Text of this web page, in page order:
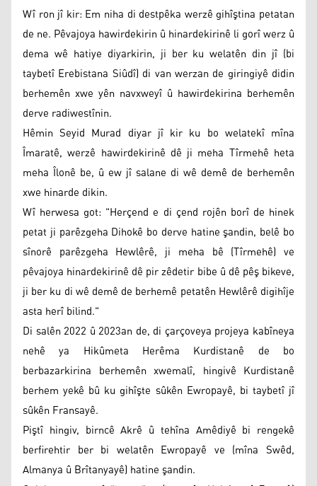
Wî ron jî kir: Em niha di destpêka werzê gihîştina petatan
de ne. Pêvajoya hawirdekirin û hinardekirinê li gorî werz û
dema wê hatiye diyarkirin, ji ber ku welatên din jî (bi
taybetî Erebistana Siûdî) di van werzan de giringiyê didin
berhemên xwe yên navxweyî û hawirdekirina berhemên
derve radiwestînin.
Hêmin Seyid Murad diyar jî kir ku bo welatekî mîna
Îmaratê, werzê hawirdekirinê dê ji meha Tîrmehê heta
meha Îlonê be, û ew jî salane di wê demê de berhemên
xwe hinarde dikin.
Wî herwesa got: "Herçend e di çend rojên borî de hinek
petat ji parêzgeha Dihokê bo derve hatine şandin, belê bo
sînorê parêzgeha Hewlêrê, ji meha bê (Tîrmehê) ve
pêvajoya hinardekirinê dê pir zêdetir bibe û dê pêş bikeve,
ji ber ku di wê demê de berhemê petatên Hewlêrê digihîje
asta herî bilind."
Di salên 2022 û 2023an de, di çarçoveya projeya kabîneya
nehê ya Hikûmeta Herêma Kurdistanê de bo
berbazarkirina berhemên xwemalî, hingivê Kurdistanê
berhem yekê bû ku gihîşte sûkên Ewropayê, bi taybetî jî
sûkên Fransayê.
Piştî hingiv, birncê Akrê û tehîna Amêdiyê bi rengekê
berfirehtir ber bi welatên Ewropayê ve (mîna Swêd,
Almanya û Brîtanyayê) hatine şandin.